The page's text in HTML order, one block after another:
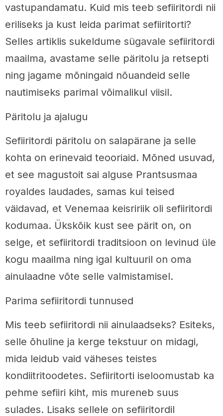
vastupandamatu. Kuid mis teeb sefiiritordi nii
eriliseks ja kust leida parimat sefiiritorti?
Selles artiklis sukeldume sügavale sefiiritordi
maailma, avastame selle päritolu ja retsepti
ning jagame mõningaid nõuandeid selle
nautimiseks parimal võimalikul viisil.
Päritolu ja ajalugu
Sefiiritordi päritolu on salapärane ja selle
kohta on erinevaid teooriaid. Mõned usuvad,
et see magustoit sai alguse Prantsusmaa
royaldes laudades, samas kui teised
väidavad, et Venemaa keisririik oli sefiiritordi
kodumaa. Ükskõik kust see pärit on, on
selge, et sefiiritordi traditsioon on levinud üle
kogu maailma ning igal kultuuril on oma
ainulaadne võte selle valmistamisel.
Parima sefiiritordi tunnused
Mis teeb sefiiritordi nii ainulaadseks? Esiteks,
selle õhuline ja kerge tekstuur on midagi,
mida leidub vaid väheses teistes
kondiitritoodetes. Sefiiritorti iseloomustab ka
pehme sefiiri kiht, mis mureneb suus
sulades. Lisaks sellele on sefiiritordil